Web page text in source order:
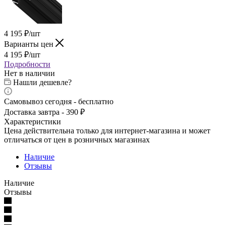
4 195 ₽/шт
Варианты цен
4 195 ₽/шт
Подробности
Нет в наличии
Нашли дешевле?
Самовывоз сегодня - бесплатно
Доставка завтра - 390 ₽
Характеристики
Цена действительна только для интернет-магазина и может
отличаться от цен в розничных магазинах
Наличие
Отзывы
Наличие
Отзывы